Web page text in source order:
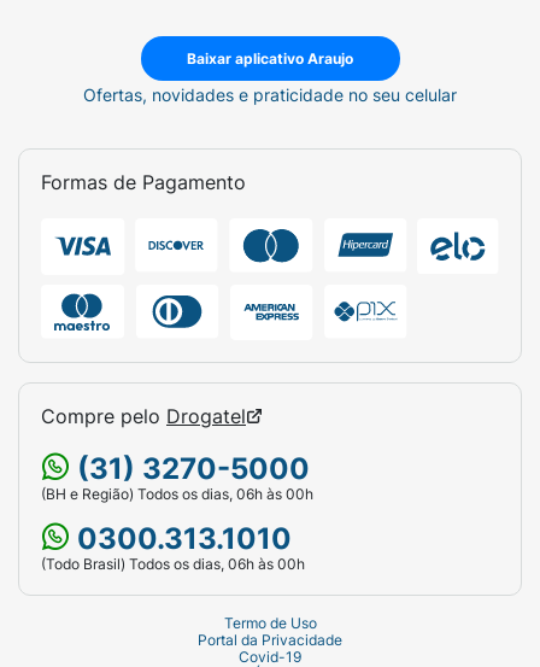
Baixar aplicativo Araujo
Ofertas, novidades e praticidade no seu celular
Formas de Pagamento
Compre pelo Drogatel
(31) 3270-5000
(BH e Região) Todos os dias, 06h às 00h
0300.313.1010
(Todo Brasil) Todos os dias, 06h às 00h
Termo de Uso
Portal da Privacidade
Covid-19